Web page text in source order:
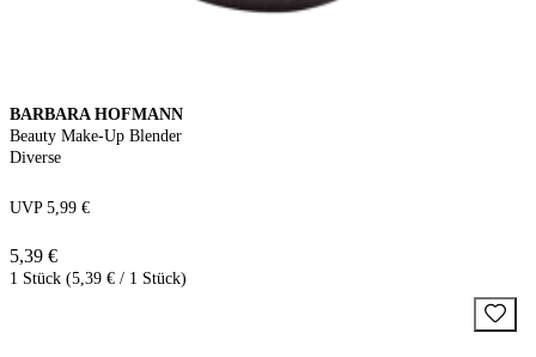
BARBARA HOFMANN
Beauty Make-Up Blender
Diverse
UVP 5,99 €
5,39 €
1 Stück (5,39 € / 1 Stück)